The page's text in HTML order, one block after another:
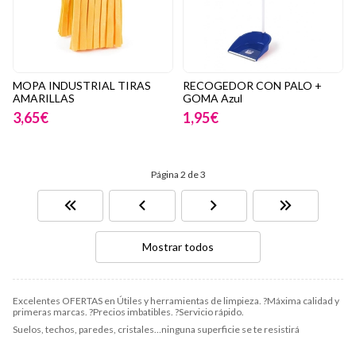
Excelentes OFERTAS en Útiles y herramientas de limpieza. ?Máxima calidad y
primeras marcas. ?Precios imbatibles. ?Servicio rápido.
Suelos, techos, paredes, cristales…ninguna superficie se te resistirá
MOPA INDUSTRIAL TIRAS
AMARILLAS
3,65€
RECOGEDOR CON PALO +
GOMA Azul
1,95€
Página 2 de 3
Mostrar todos